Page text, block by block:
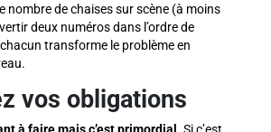
nombre de chaises sur scène (à moins
deux numéros dans l’ordre de
transforme le problème en
vos obligations
à faire mais c’est primordial. Si c’est